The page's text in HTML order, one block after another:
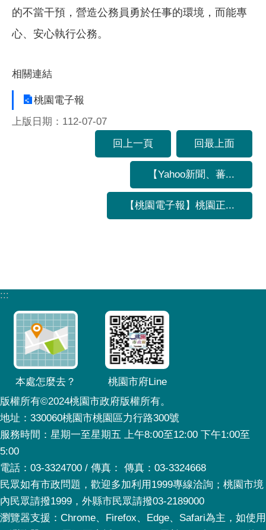
的不當干預，營造公務員勇於任事的環境，而能專
心、安心執行公務。
相關連結
桃園電子報
上版日期：112-07-07
回上一頁
回最上面
【Yahoo新聞、蕃...
【桃園電子報】桃園正...
:::
本處怎麼去？
桃園市府Line
版權所有©2024桃園市政府版權所有。
地址：330060桃園市桃園區力行路300號
服務時間：星期一至星期五 上午8:00至12:00 下午1:00至
5:00
電話：03-3324700 / 傳真： 傳真：03-3324668
民眾如有市政問題，歡迎多加利用1999專線洽詢；桃園市境
內民眾請撥1999，外縣市民眾請撥03-2189000
瀏覽器支援：Chrome、Firefox、Edge、Safari為主，如使用